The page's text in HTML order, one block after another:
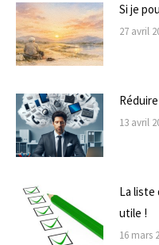
Si je
27 avril
13 avril
La liste
utile !
16 mars